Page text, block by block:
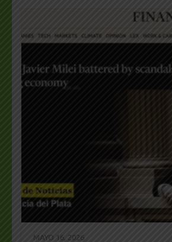
MAYO 16, 2026